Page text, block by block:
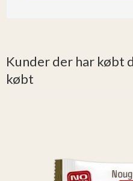
Kunder der har købt
købt